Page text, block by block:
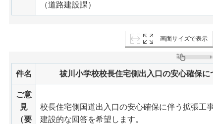
（道路建設課）
画面サイズで表示
件名 祓川小学校校長住宅側出入口の安心確保につ
ご意
見
（要
校長住宅側国道出入口の安心確保に伴う拡張工事
建設的な回答を希望します。